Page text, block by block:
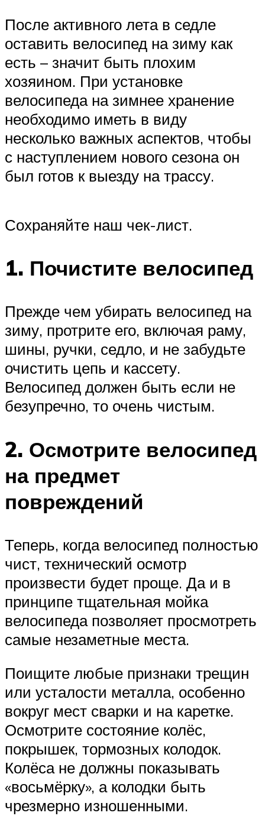
После активного лета в седле
оставить велосипед на зиму как
есть – значит быть плохим
хозяином. При установке
велосипеда на зимнее хранение
необходимо иметь в виду
несколько важных аспектов, чтобы
с наступлением нового сезона он
был готов к выезду на трассу.
Сохраняйте наш чек-лист.
1. Почистите велосипед
Прежде чем убирать велосипед на
зиму, протрите его, включая раму,
шины, ручки, седло, и не забудьте
очистить цепь и кассету.
Велосипед должен быть если не
безупречно, то очень чистым.
2. Осмотрите велосипед
на предмет
повреждений
Теперь, когда велосипед полностью
чист, технический осмотр
произвести будет проще. Да и в
принципе тщательная мойка
велосипеда позволяет просмотреть
самые незаметные места.
Поищите любые признаки трещин
или усталости металла, особенно
вокруг мест сварки и на каретке.
Осмотрите состояние колёс,
покрышек, тормозных колодок.
Колёса не должны показывать
«восьмёрку», а колодки быть
чрезмерно изношенными.